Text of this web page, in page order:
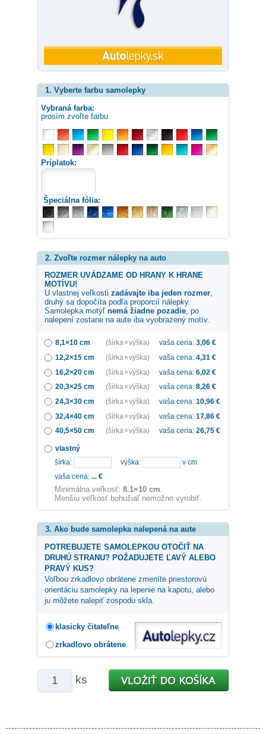
1. Vyberte farbu samolepky
Vybraná farba:
prosím zvoľte farbu
Príplatok:
Špeciálna fólia:
2. Zvoľte rozmer nálepky na auto
ROZMER UVÁDZAME OD HRANY K HRANE
MOTÍVU!
U vlastnej veľkosti zadávajte iba jeden rozmer,
druhý sa dopočíta podľa proporcií nálepky.
Samolepka motýľ nemá žiadne pozadie, po
nalepení zostane na aute iba vyobrazený motív.
8,1×10 cm (šírka × výška) vaša cena: 3,06 €
12,2×15 cm
(šírka × výška) vaša cena: 4,31 €
16,2×20 cm
(šírka × výška) vaša cena: 6,02 €
20,3×25 cm
(šírka × výška) vaša cena: 8,26 €
24,3×30 cm
(šírka × výška) vaša cena: 10,96 €
32,4×40 cm
(šírka × výška) vaša cena: 17,86 €
40,5×50 cm
(šírka × výška) vaša cena: 26,75 €
vlastný
šírka:
výška:
v cm
vaša cena: ... €
Minimálna veľkosť: 8.1×10 cm
Menšiu veľkosť bohužiaľ nemožno vyrobiť.
3. Ako bude samolepka nalepená na aute
POTREBUJETE SAMOLEPKOU OTOČIŤ NA
DRUHÚ STRANU? POŽADUJETE ĽAVÝ ALEBO
PRAVÝ KUS?
Voľbou zrkadlovo obrátene zmeníte priestorovú
orientáciu samolepky na lepenie na kapotu, alebo
ju môžete nalepiť zospodu skla.
klasicky čitateľne
zrkadlovo obrátene
ks